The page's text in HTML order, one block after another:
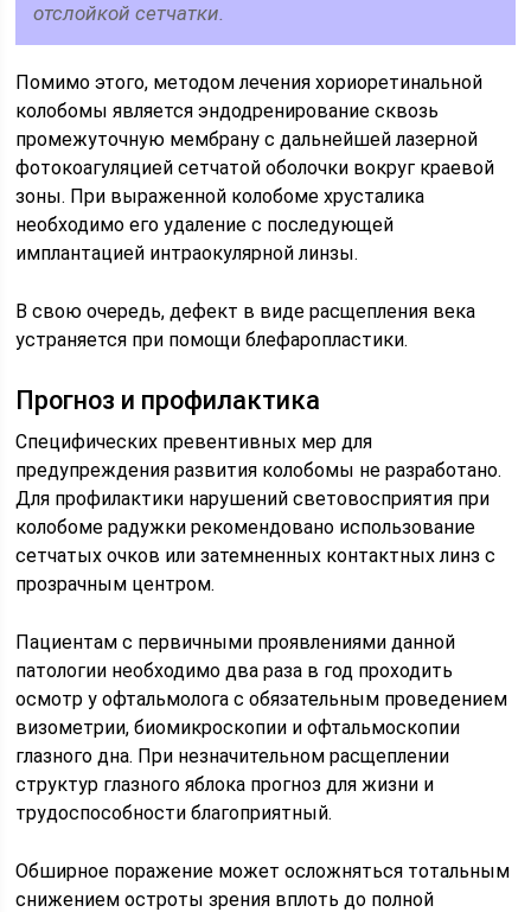
отслойкой сетчатки.
Помимо этого, методом лечения хориоретинальной
колобомы является эндодренирование сквозь
промежуточную мембрану с дальнейшей лазерной
фотокоагуляцией сетчатой оболочки вокруг краевой
зоны. При выраженной колобоме хрусталика
необходимо его удаление с последующей
имплантацией интраокулярной линзы.
В свою очередь, дефект в виде расщепления века
устраняется при помощи блефаропластики.
Прогноз и профилактика
Специфических превентивных мер для
предупреждения развития колобомы не разработано.
Для профилактики нарушений световосприятия при
колобоме радужки рекомендовано использование
сетчатых очков или затемненных контактных линз с
прозрачным центром.
Пациентам с первичными проявлениями данной
патологии необходимо два раза в год проходить
осмотр у офтальмолога с обязательным проведением
визометрии, биомикроскопии и офтальмоскопии
глазного дна. При незначительном расщеплении
структур глазного яблока прогноз для жизни и
трудоспособности благоприятный.
Обширное поражение может осложняться тотальным
снижением остроты зрения вплоть до полной